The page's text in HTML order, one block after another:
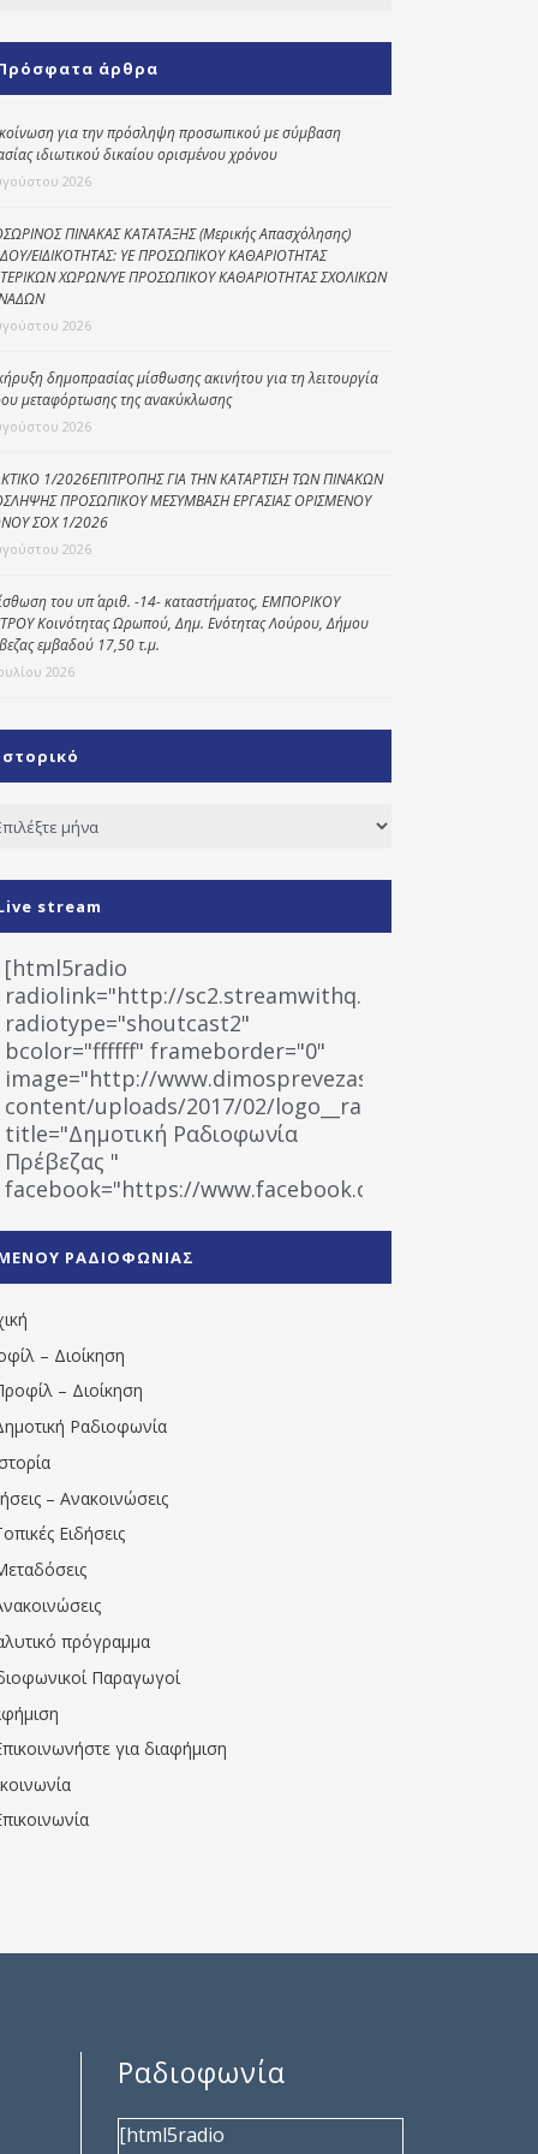
Kοινωνικό
φαρμακείο
Πρόγραμμα
“Βοήθεια στο σπίτι”
Κέντρο Ημερήσιας
Φροντίδας
Ηλικιωμένων
(Κ.Η.Φ.Η.) Πρέβεζας
άρθρα
για την πρόσληψη προσωπικού με σύμβαση
ιδιωτικού δικαίου ορισμένου χρόνου
2026
ΠΙΝΑΚΑΣ ΚΑΤΑΤΑΞΗΣ (Μερικής Απασχόλησης)
ΕΙΔΙΚΟΤΗΤΑΣ: ΥΕ ΠΡΟΣΩΠΙΚΟΥ ΚΑΘΑΡΙΟΤΗΤΑΣ
ΧΩΡΩΝ/ΥΕ ΠΡΟΣΩΠΙΚΟΥ ΚΑΘΑΡΙΟΤΗΤΑΣ ΣΧΟΛΙΚΩΝ
2026
δημοπρασίας μίσθωσης ακινήτου για τη λειτουργία
μεταφόρτωσης της ανακύκλωσης
2026
1/2026ΕΠΙΤΡΟΠΗΣ ΓΙΑ ΤΗΝ ΚΑΤΑΡΤΙΣΗ ΤΩΝ ΠΙΝΑΚΩΝ
ΠΡΟΣΩΠΙΚΟΥ ΜΕΣΥΜΒΑΣΗ ΕΡΓΑΣΙΑΣ ΟΡΙΣΜΕΝΟΥ
ΣΟΧ 1/2026
2026
του υπ΄ αριθ. -14- καταστήματος, ΕΜΠΟΡΙΚΟΥ
Κοινότητας Ωρωπού, Δημ. Ενότητας Λούρου, Δήμου
εμβαδού 17,50 τ.μ.
2026
stream
[html5radio
radiolink="http://sc2.streamwithq.com:8028/
radiotype="shoutcast2"
bcolor="ffffff" frameborder="0"
image="http://www.dimosprevezas.gr/wp-
content/uploads/2017/02/logo__radiofonias.jpg"
title="Δημοτική Ραδιοφωνία
Πρέβεζας "
facebook="https://www.facebook.com/
1531194763766854/" artist="" ]
ΡΑΔΙΟΦΩΝΙΑΣ
– Διοίκηση
– Διοίκηση
Ραδιοφωνία
– Ανακοινώσεις
Ειδήσεις
πρόγραμμα
Παραγωγοί
για διαφήμιση
Ραδιοφωνία
[html5radio